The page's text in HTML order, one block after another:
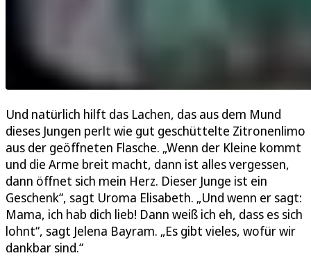
Und natürlich hilft das Lachen, das aus dem Mund
dieses Jungen perlt wie gut geschüttelte Zitronenlimo
aus der geöffneten Flasche. „Wenn der Kleine kommt
und die Arme breit macht, dann ist alles vergessen,
dann öffnet sich mein Herz. Dieser Junge ist ein
Geschenk“, sagt Uroma Elisabeth. „Und wenn er sagt:
Mama, ich hab dich lieb! Dann weiß ich eh, dass es sich
lohnt“, sagt Jelena Bayram. „Es gibt vieles, wofür wir
dankbar sind.“